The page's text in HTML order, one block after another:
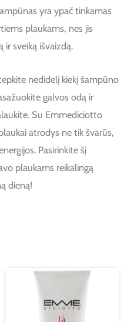
yra ypač tinkamas
plaukams, nes jis
sveiką išvaizdą.
nedidelį kiekį šampūno
galvos odą ir
Su Emmediciotto
atrodys ne tik švarūs,
Pasirinkite šį
plaukams reikalingą
dieną!